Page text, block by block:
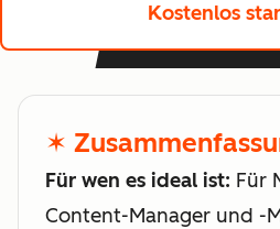
Kostenlos
✶
Für wen es ideal ist: Für
Content-Manager und -